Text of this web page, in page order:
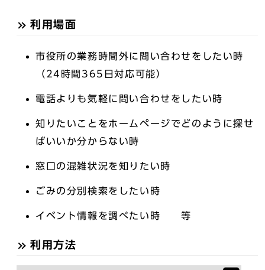
利用場面
市役所の業務時間外に問い合わせをしたい時
（24時間365日対応可能）
電話よりも気軽に問い合わせをしたい時
知りたいことをホームページでどのように探せ
ばいいか分からない時
窓口の混雑状況を知りたい時
ごみの分別検索をしたい時
イベント情報を調べたい時 等
利用方法